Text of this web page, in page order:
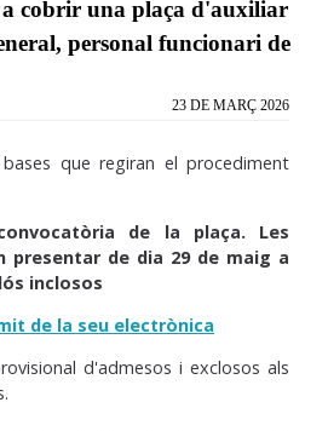
cobrir una plaça d'auxiliar
personal funcionari de
23 DE MARÇ 2026
que regiran el procediment
de la plaça. Les
presentar de dia 29 de maig a
inclosos
de la seu electrònica
d'admesos i exclosos als